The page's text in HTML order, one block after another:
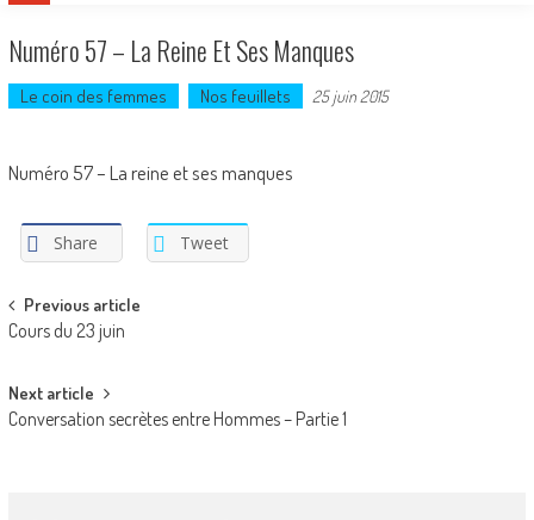
Numéro 57 – La Reine Et Ses Manques
Le coin des femmes Nos feuillets 25 juin 2015
Numéro 57 – La reine et ses manques
Share Tweet
Post
navigation
Previous article
Cours du 23 juin
Next article
Conversation secrètes entre Hommes – Partie 1